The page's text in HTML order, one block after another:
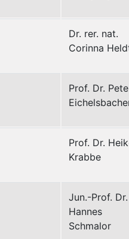
Dr. rer. nat.
Corinna
Prof. Dr.
Prof. Dr.
Krabbe
Jun.-Prof. Dr.
Hannes
Schmalor